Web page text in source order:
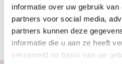
informatie over uw gebruik
partners voor social media,
partners kunnen deze
informatie die u aan ze heeft
verzameld op basis van uw